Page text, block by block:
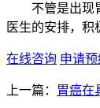
不管是出现胃
医生的安排，积
在线咨询 申请预
上一篇： 胃癌在